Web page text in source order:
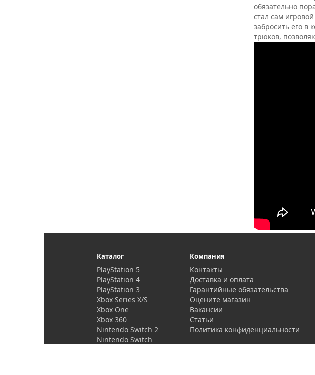
обязательно
стал сам
забросить его в
трюков,
Каталог
PlayStation 5
PlayStation 4
PlayStation 3
Xbox Series X/S
Xbox One
Xbox 360
Nintendo Switch 2
Nintendo Switch
Компания
Контакты
Доставка и оплата
Гарантийные обязательства
Оцените магазин
Вакансии
Статьи
Политика конфиденциальности